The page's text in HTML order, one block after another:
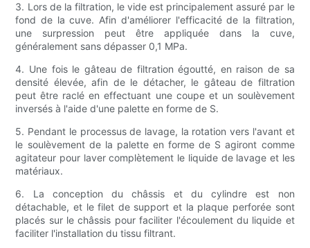
3. Lors de la filtration, le vide est principalement assuré par le
fond de la cuve. Afin d'améliorer l'efficacité de la filtration,
une surpression peut être appliquée dans la cuve,
généralement sans dépasser 0,1 MPa.
4. Une fois le gâteau de filtration égoutté, en raison de sa
densité élevée, afin de le détacher, le gâteau de filtration
peut être raclé en effectuant une coupe et un soulèvement
inversés à l'aide d'une palette en forme de S.
5. Pendant le processus de lavage, la rotation vers l'avant et
le soulèvement de la palette en forme de S agiront comme
agitateur pour laver complètement le liquide de lavage et les
matériaux.
6. La conception du châssis et du cylindre est non
détachable, et le filet de support et la plaque perforée sont
placés sur le châssis pour faciliter l'écoulement du liquide et
faciliter l'installation du tissu filtrant.